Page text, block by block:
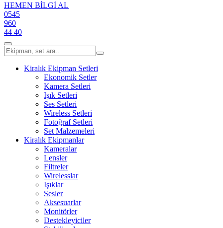
HEMEN BİLGİ AL
0545
960
44 40
Kiralık Ekipman Setleri
Ekonomik Setler
Kamera Setleri
Işık Setleri
Ses Setleri
Wireless Setleri
Fotoğraf Setleri
Set Malzemeleri
Kiralık Ekipmanlar
Kameralar
Lensler
Filtreler
Wirelesslar
Işıklar
Sesler
Aksesuarlar
Monitörler
Destekleyiciler